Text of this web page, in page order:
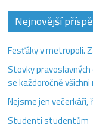
Nejnovější
Fesťáky v metropoli.
Stovky pravoslavných
se každoročně všichni
Nejsme jen
Studenti studentům